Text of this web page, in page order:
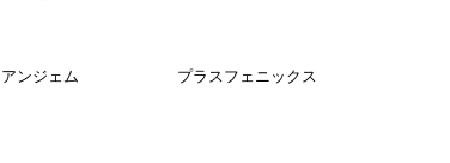
アンジェム プラスフェニックス